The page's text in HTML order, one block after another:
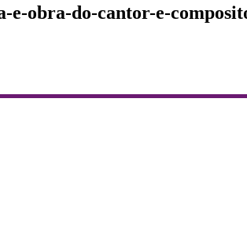
e-obra-do-cantor-e-